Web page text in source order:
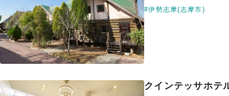
#伊勢志摩(志摩市)
クインテッサホテ